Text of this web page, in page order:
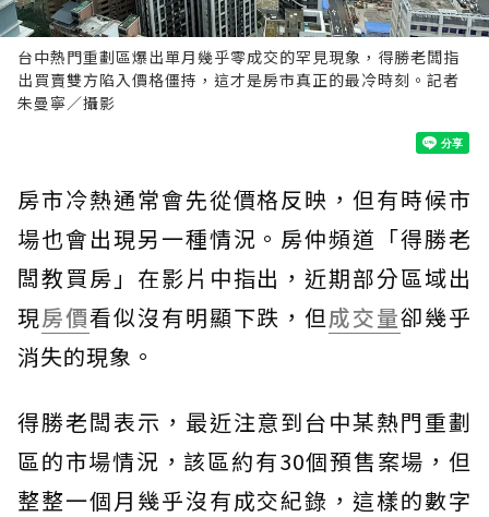
台中熱門重劃區爆出單月幾乎零成交的罕見現象，得勝老闆指
出買賣雙方陷入價格僵持，這才是房市真正的最冷時刻。記者
朱曼寧／攝影
房市冷熱通常會先從價格反映，但有時候市
場也會出現另一種情況。房仲頻道「得勝老
闆教買房」在影片中指出，近期部分區域出
現房價看似沒有明顯下跌，但成交量卻幾乎
消失的現象。
得勝老闆表示，最近注意到台中某熱門重劃
區的市場情況，該區約有30個預售案場，但
整整一個月幾乎沒有成交紀錄，這樣的數字